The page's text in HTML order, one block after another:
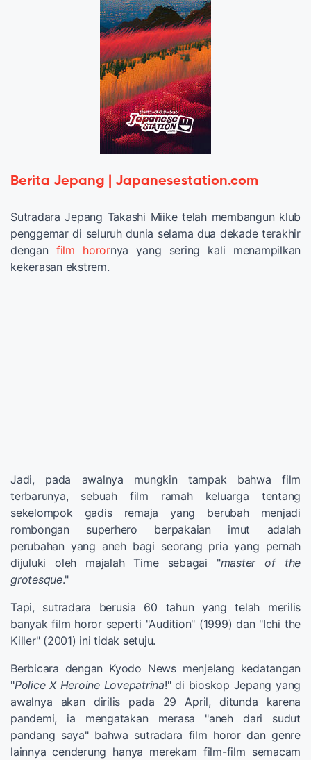
Berita Jepang | Japanesestation.com
Sutradara Jepang Takashi Miike telah membangun klub
penggemar di seluruh dunia selama dua dekade terakhir
denganfilm horornya yang sering kali menampilkan
kekerasan ekstrem.
Jadi, pada awalnya mungkin tampak bahwa film
terbarunya, sebuah film ramah keluarga tentang
sekelompok gadis remaja yang berubah menjadi
rombongan superhero berpakaian imut adalah
perubahan yang aneh bagi seorang pria yang pernah
dijuluki oleh majalah Time sebagai "master of the
grotesque."
Tapi, sutradara berusia 60 tahun yang telah merilis
banyak film horor seperti "Audition" (1999) dan "Ichi the
Killer" (2001) ini tidak setuju.
Berbicara dengan Kyodo News menjelang kedatangan
"Police X Heroine Lovepatrina!" di bioskop Jepang yang
awalnya akan dirilis pada 29 April, ditunda karena
pandemi, ia mengatakan merasa "aneh dari sudut
pandang saya" bahwa sutradara film horor dan genre
lainnya cenderung hanya merekam film-film semacam